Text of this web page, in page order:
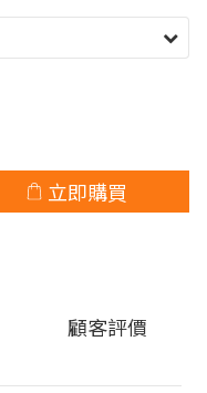
立即購買
顧客評價